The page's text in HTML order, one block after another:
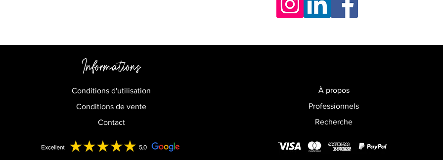
Informations
Conditions d'utilisation
Conditions de vente
Contact
À propos
Professionnels
Recherche